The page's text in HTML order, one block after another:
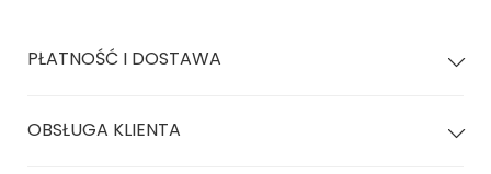
PŁATNOŚĆ I DOSTAWA
OBSŁUGA KLIENTA